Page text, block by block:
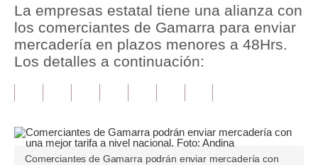
Finanzas Personales
Inmobiliarias
Plus G
Pregunta de hoy
La empresas estatal tiene una alianza con
los comerciantes de Gamarra para enviar
mercadería en plazos menores a 48Hrs.
Los detalles a continuación:
Comerciantes de Gamarra podrán enviar mercadería con